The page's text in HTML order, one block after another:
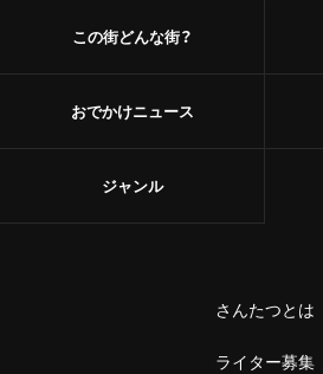
この街どんな街？
おでかけニュース
ジャンル
さんたつとは
ライター募集